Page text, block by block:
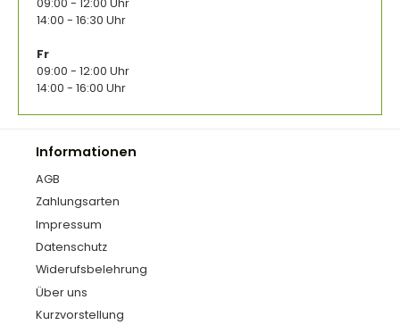
09:00 - 12:00 Uhr
14:00 - 16:30 Uhr
Fr
09:00 - 12:00 Uhr
14:00 - 16:00 Uhr
Informationen
AGB
Zahlungsarten
Impressum
Datenschutz
Widerufsbelehrung
Über uns
Kurzvorstellung